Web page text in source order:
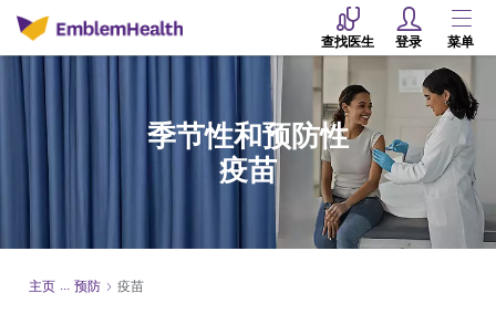
查找医生 登录 菜单
季节性和预防性
疫苗
主页 预防 疫苗